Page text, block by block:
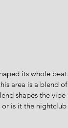
its whole
area is a blend of
shapes the
is it the